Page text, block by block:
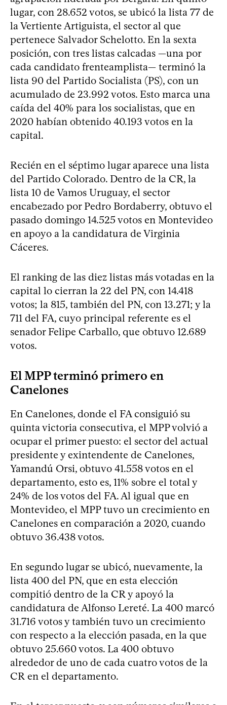
lugar, con 28.652 votos, se ubicó la lista 77 de
la Vertiente Artiguista, el sector al que
pertenece Salvador Schelotto. En la sexta
posición, con tres listas calcadas —una por
cada candidato frenteamplista— terminó la
lista 90 del Partido Socialista (PS), con un
acumulado de 23.992 votos. Esto marca una
caída del 40% para los socialistas, que en
2020 habían obtenido 40.193 votos en la
capital.
Recién en el séptimo lugar aparece una lista
del Partido Colorado. Dentro de la CR, la
lista 10 de Vamos Uruguay, el sector
encabezado por Pedro Bordaberry, obtuvo el
pasado domingo 14.525 votos en Montevideo
en apoyo a la candidatura de Virginia
Cáceres.
El ranking de las diez listas más votadas en la
capital lo cierran la 22 del PN, con 14.418
votos; la 815, también del PN, con 13.271; y la
711 del FA, cuyo principal referente es el
senador Felipe Carballo, que obtuvo 12.689
votos.
El MPP terminó primero en
Canelones
En Canelones, donde el FA consiguió su
quinta victoria consecutiva, el MPP volvió a
ocupar el primer puesto: el sector del actual
presidente y exintendente de Canelones,
Yamandú Orsi, obtuvo 41.558 votos en el
departamento, esto es, 11% sobre el total y
24% de los votos del FA. Al igual que en
Montevideo, el MPP tuvo un crecimiento en
Canelones en comparación a 2020, cuando
obtuvo 36.438 votos.
En segundo lugar se ubicó, nuevamente, la
lista 400 del PN, que en esta elección
compitió dentro de la CR y apoyó la
candidatura de Alfonso Lereté. La 400 marcó
31.716 votos y también tuvo un crecimiento
con respecto a la elección pasada, en la que
obtuvo 25.660 votos. La 400 obtuvo
alrededor de uno de cada cuatro votos de la
CR en el departamento.